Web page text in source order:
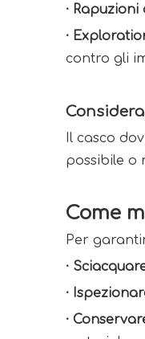
· Rapuzioni
·
contro gli
Il casco
possibile o
Come
Per
·
·
·